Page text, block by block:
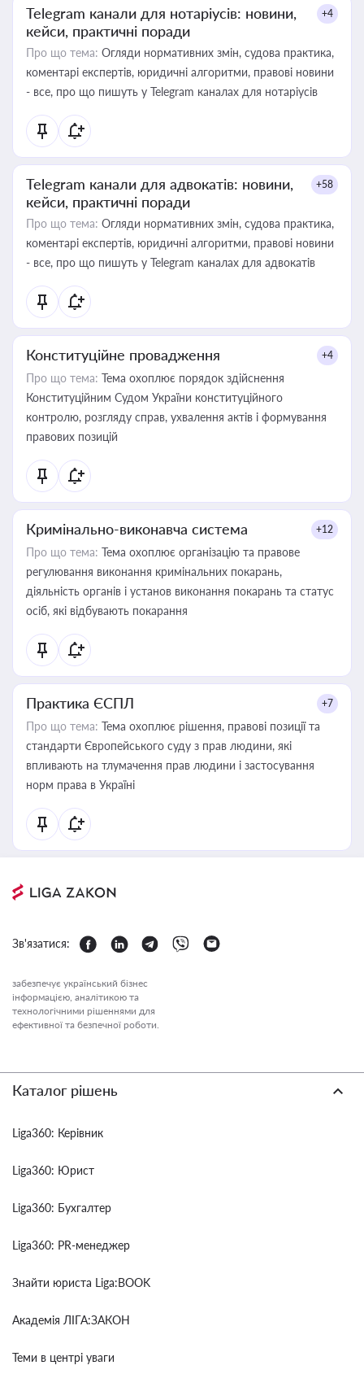
Telegram канали для нотаріусів: новини,
кейси, практичні поради
+4
Про що тема: Огляди нормативних змін, судова практика,
коментарі експертів, юридичні алгоритми, правові новини
- все, про що пишуть у Telegram каналах для нотаріусів
Telegram канали для адвокатів: новини,
кейси, практичні поради
+58
Про що тема: Огляди нормативних змін, судова практика,
коментарі експертів, юридичні алгоритми, правові новини
- все, про що пишуть у Telegram каналах для адвокатів
Конституційне провадження +4
Про що тема: Тема охоплює порядок здійснення
Конституційним Судом України конституційного
контролю, розгляду справ, ухвалення актів і формування
правових позицій
Кримінально-виконавча система +12
Про що тема: Тема охоплює організацію та правове
регулювання виконання кримінальних покарань,
діяльність органів і установ виконання покарань та статус
осіб, які відбувають покарання
Практика ЄСПЛ +7
Про що тема: Тема охоплює рішення, правові позиції та
стандарти Європейського суду з прав людини, які
впливають на тлумачення прав людини і застосування
норм права в Україні
Зв'язатися:
забезпечує український бізнес
інформацією, аналітикою та
технологічними рішеннями для
ефективної та безпечної роботи.
Каталог рішень
Liga360: Керівник
Liga360: Юрист
Liga360: Бухгалтер
Liga360: PR-менеджер
Знайти юриста Liga:BOOK
Академія ЛІГА:ЗАКОН
Теми в центрі уваги